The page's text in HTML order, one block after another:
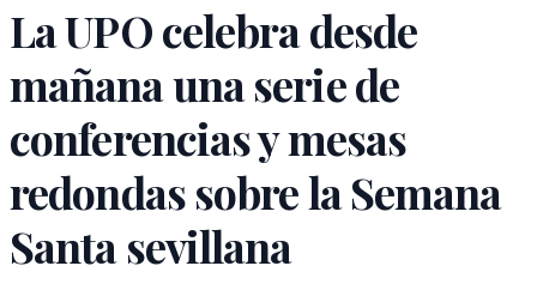
La UPO celebra desde
mañana una serie de
conferencias y mesas
redondas sobre la Semana
Santa sevillana